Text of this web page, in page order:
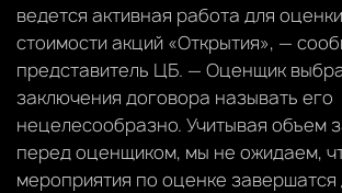
ведется активная работа для
стоимости акций «Открытия», —
представитель ЦБ. — Оценщик
заключения договора называть его
нецелесообразно. Учитывая объем
перед оценщиком, мы не ожидаем,
мероприятия по оценке